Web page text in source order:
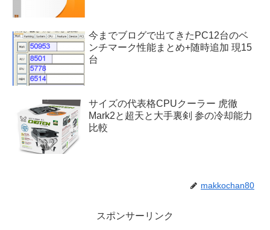
今までブログで出てきたPC12台のベ
ンチマーク性能まとめ+随時追加 現15
台
サイズの代表格CPUクーラー 虎徹
Mark2と超天と大手裏剣 参の冷却能力
比較
makkochan80
スポンサーリンク